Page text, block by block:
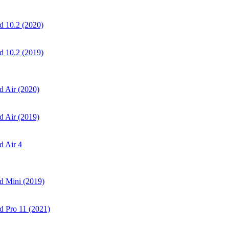
10.2 (2020)
10.2 (2019)
Air (2020)
Air (2019)
Air 4
Mini (2019)
Pro 11 (2021)